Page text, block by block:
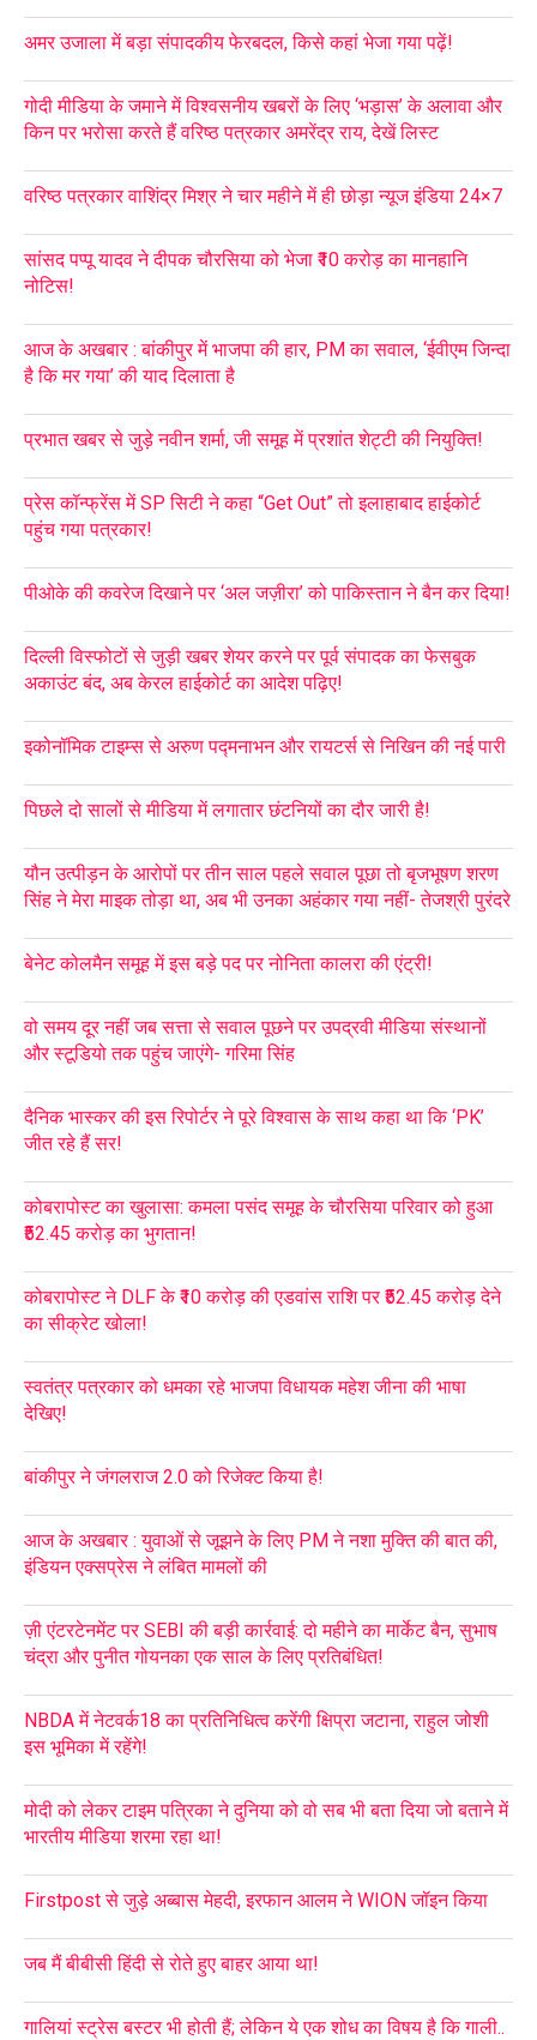
अमर उजाला में बड़ा संपादकीय फेरबदल, किसे कहां भेजा गया पढ़ें!
गोदी मीडिया के जमाने में विश्वसनीय खबरों के लिए ‘भड़ास’ के अलावा और
किन पर भरोसा करते हैं वरिष्ठ पत्रकार अमरेंद्र राय, देखें लिस्ट
वरिष्ठ पत्रकार वाशिंद्र मिश्र ने चार महीने में ही छोड़ा न्यूज इंडिया 24×7
सांसद पप्पू यादव ने दीपक चौरसिया को भेजा ₹10 करोड़ का मानहानि
नोटिस!
आज के अखबार : बांकीपुर में भाजपा की हार, PM का सवाल, ‘ईवीएम जिन्दा
है कि मर गया’ की याद दिलाता है
प्रभात खबर से जुड़े नवीन शर्मा, जी समूह में प्रशांत शेट्टी की नियुक्ति!
प्रेस कॉन्फ्रेंस में SP सिटी ने कहा “Get Out” तो इलाहाबाद हाईकोर्ट
पहुंच गया पत्रकार!
पीओके की कवरेज दिखाने पर ‘अल जज़ीरा’ को पाकिस्तान ने बैन कर दिया!
दिल्ली विस्फोटों से जुड़ी खबर शेयर करने पर पूर्व संपादक का फेसबुक
अकाउंट बंद, अब केरल हाईकोर्ट का आदेश पढ़िए!
इकोनॉमिक टाइम्स से अरुण पद्मनाभन और रायटर्स से निखिन की नई पारी
पिछले दो सालों से मीडिया में लगातार छंटनियों का दौर जारी है!
यौन उत्पीड़न के आरोपों पर तीन साल पहले सवाल पूछा तो बृजभूषण शरण
सिंह ने मेरा माइक तोड़ा था, अब भी उनका अहंकार गया नहीं- तेजश्री पुरंदरे
बेनेट कोलमैन समूह में इस बड़े पद पर नोनिता कालरा की एंट्री!
वो समय दूर नहीं जब सत्ता से सवाल पूछने पर उपद्रवी मीडिया संस्थानों
और स्टूडियो तक पहुंच जाएंगे- गरिमा सिंह
दैनिक भास्कर की इस रिपोर्टर ने पूरे विश्वास के साथ कहा था कि ‘PK’
जीत रहे हैं सर!
कोबरापोस्ट का खुलासा: कमला पसंद समूह के चौरसिया परिवार को हुआ
₹52.45 करोड़ का भुगतान!
कोबरापोस्ट ने DLF के ₹10 करोड़ की एडवांस राशि पर ₹52.45 करोड़ देने
का सीक्रेट खोला!
स्वतंत्र पत्रकार को धमका रहे भाजपा विधायक महेश जीना की भाषा
देखिए!
बांकीपुर ने जंगलराज 2.0 को रिजेक्ट किया है!
आज के अखबार : युवाओं से जूझने के लिए PM ने नशा मुक्ति की बात की,
इंडियन एक्सप्रेस ने लंबित मामलों की
ज़ी एंटरटेनमेंट पर SEBI की बड़ी कार्रवाई: दो महीने का मार्केट बैन, सुभाष
चंद्रा और पुनीत गोयनका एक साल के लिए प्रतिबंधित!
NBDA में नेटवर्क18 का प्रतिनिधित्व करेंगी क्षिप्रा जटाना, राहुल जोशी
इस भूमिका में रहेंगे!
मोदी को लेकर टाइम पत्रिका ने दुनिया को वो सब भी बता दिया जो बताने में
भारतीय मीडिया शरमा रहा था!
Firstpost से जुड़े अब्बास मेहदी, इरफान आलम ने WION जॉइन किया
जब मैं बीबीसी हिंदी से रोते हुए बाहर आया था!
गालियां स्ट्रेस बस्टर भी होती हैं; लेकिन ये एक शोध का विषय है कि गाली..